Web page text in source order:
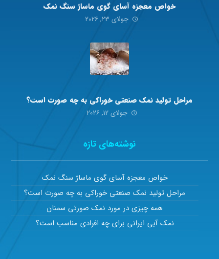
خواص معجزه آسای گوی ماساژ سنگ نمک
جولای ۲۳, ۲۰۲۶
مراحل تولید نمک صنعتی خوراکی به چه صورت است؟
جولای ۱۲, ۲۰۲۶
نوشته‌های تازه
خواص معجزه آسای گوی ماساژ سنگ نمک
مراحل تولید نمک صنعتی خوراکی به چه صورت است؟
همه چیزی در مورد نمک صورتی سمنان
نمک آبی ایرانی برای چه افرادی مناسب است؟